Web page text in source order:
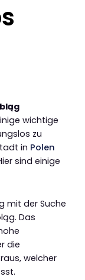
wichtige
zu
in Polen
sind einige
mit der Suche
Das
die
welcher